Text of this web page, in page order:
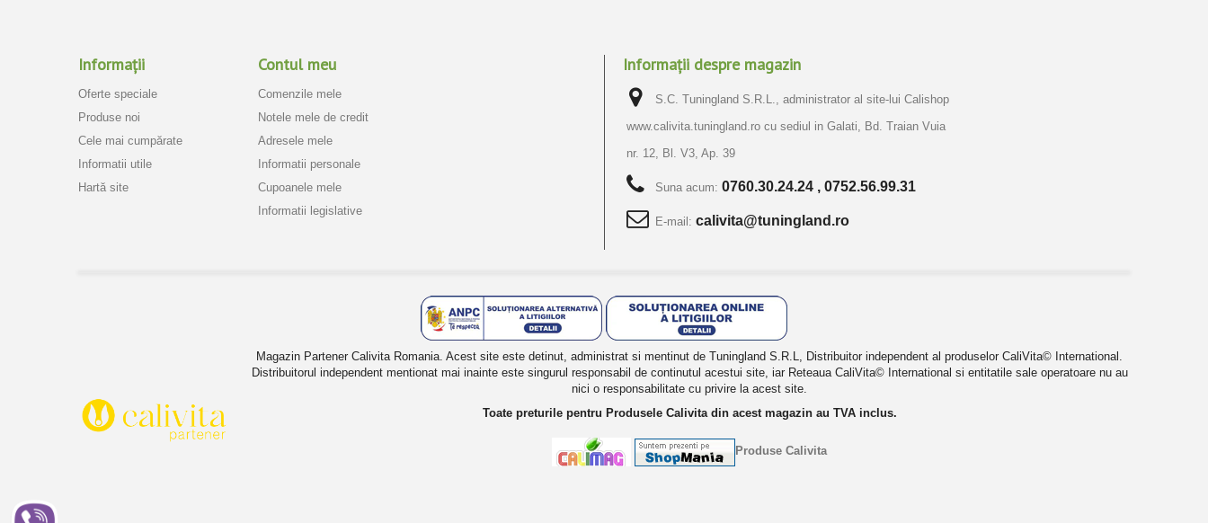
Informaţii
Oferte speciale
Produse noi
Cele mai cumpărate
Informatii utile
Hartă site
Contul meu
Comenzile mele
Notele mele de credit
Adresele mele
Informatii personale
Cupoanele mele
Informatii legislative
Informații despre magazin
S.C. Tuningland S.R.L., administrator al site-lui Calishop
www.calivita.tuningland.ro cu sediul in Galati, Bd. Traian Vuia
nr. 12, Bl. V3, Ap. 39
Suna acum: 0760.30.24.24 , 0752.56.99.31
E-mail: calivita@tuningland.ro
Magazin Partener Calivita Romania. Acest site este detinut, administrat si mentinut de Tuningland S.R.L, Distribuitor independent al produselor CaliVita© International.
Distribuitorul independent mentionat mai inainte este singurul responsabil de continutul acestui site, iar Reteaua CaliVita© International si entitatile sale operatoare nu au
nici o responsabilitate cu privire la acest site.
Toate preturile pentru Produsele Calivita din acest magazin au TVA inclus.
Produse Calivita